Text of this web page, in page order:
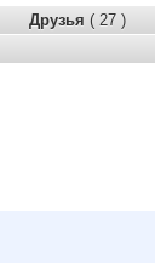
Друзья ( 27 )